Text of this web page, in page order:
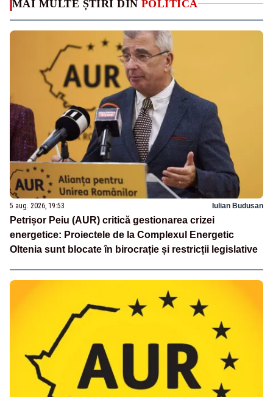
MAI MULTE ȘTIRI DIN POLITICA
5 aug. 2026, 19:53 Iulian Budusan
Petrișor Peiu (AUR) critică gestionarea crizei
energetice: Proiectele de la Complexul Energetic
Oltenia sunt blocate în birocrație și restricții legislative